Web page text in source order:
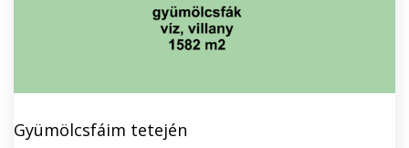
Gyümölcsfáim tetején